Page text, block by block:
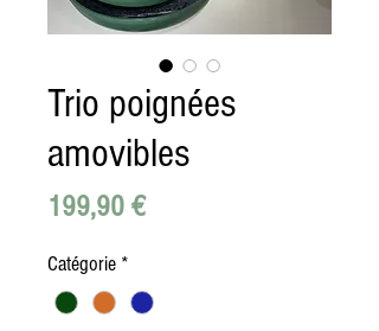
Trio poignées
amovibles
199,90 €Prix
Catégorie *